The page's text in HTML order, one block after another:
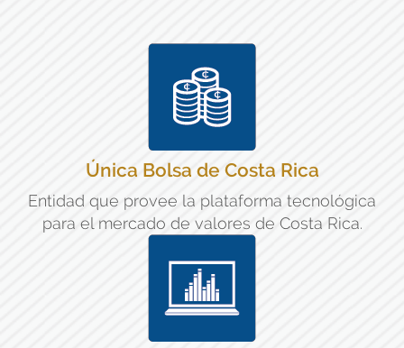
Única Bolsa de Costa Rica
Entidad que provee la plataforma tecnológica
para el mercado de valores de Costa Rica.